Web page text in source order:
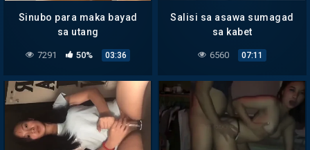
Sinubo para maka bayad
sa utang
7291 50% 03:36
Salisi sa asawa sumagad
sa kabet
6560 07:11